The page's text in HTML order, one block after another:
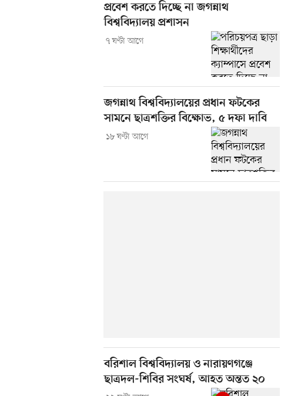
প্রবেশ করতে দিচ্ছে না জগন্নাথ
বিশ্ববিদ্যালয় প্রশাসন
৭ ঘণ্টা আগে
জগন্নাথ বিশ্ববিদ্যালয়ের প্রধান ফটকের
সামনে ছাত্রশক্তির বিক্ষোভ, ৫ দফা দাবি
১৮ ঘণ্টা আগে
বরিশাল বিশ্ববিদ্যালয় ও নারায়ণগঞ্জে
ছাত্রদল-শিবির সংঘর্ষ, আহত অন্তত ২০